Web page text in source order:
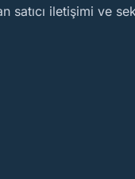
satıcı iletişimi ve